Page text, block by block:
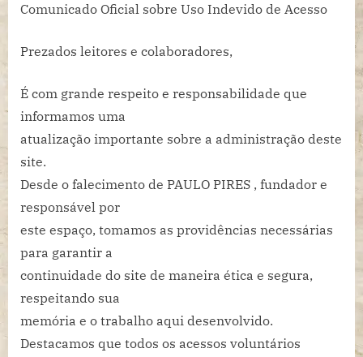
,COMUNICADO
Comunicado Oficial sobre Uso Indevido de Acesso
Prezados leitores e colaboradores,
É com grande respeito e responsabilidade que
informamos uma
atualização importante sobre a administração deste
site.
Desde o falecimento de PAULO PIRES , fundador e
responsável por
este espaço, tomamos as providências necessárias
para garantir a
continuidade do site de maneira ética e segura,
respeitando sua
memória e o trabalho aqui desenvolvido.
Destacamos que todos os acessos voluntários